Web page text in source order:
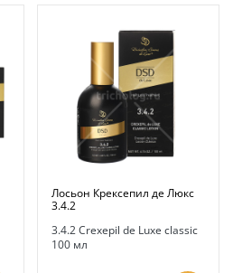
Лосьон Крексепил де Люкс
3.4.2
3.4.2 Crexepil de Luxe classic
100 мл